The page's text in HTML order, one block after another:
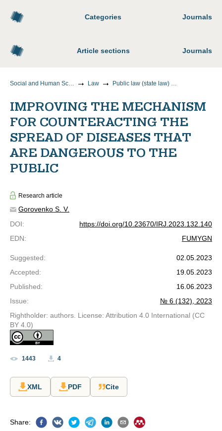
Categories Journals
Article sections Journals
Social and Human Sciences Law Public law (state law) sciences
IMPROVING THE MECHANISM
FOR COUNTERACTING THE
SPREAD OF DISEASES THAT
ARE DANGEROUS TO THE
PUBLIC
Research article
Gorovenko S. V.
DOI:
https://doi.org/10.23670/IRJ.2023.132.140
EDN: FUMYGN
Suggested:
02.05.2023
Accepted:
19.05.2023
Published:
16.06.2023
Issue:
№ 6 (132), 2023
Rightholder: authors. License: Attribution 4.0 International (CC
BY 4.0)
1443 4
XML PDF Cite
Share: